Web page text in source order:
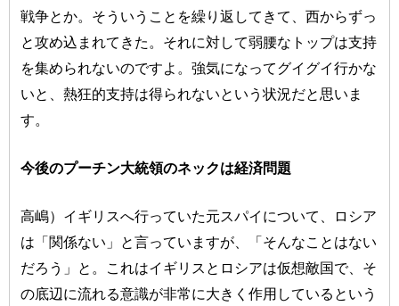
戦争とか。そういうことを繰り返してきて、西からずっ
と攻め込まれてきた。それに対して弱腰なトップは支持
を集められないのですよ。強気になってグイグイ行かな
いと、熱狂的支持は得られないという状況だと思いま
す。
今後のプーチン大統領のネックは経済問題
高嶋）イギリスへ行っていた元スパイについて、ロシア
は「関係ない」と言っていますが、「そんなことはない
だろう」と。これはイギリスとロシアは仮想敵国で、そ
の底辺に流れる意識が非常に大きく作用しているという